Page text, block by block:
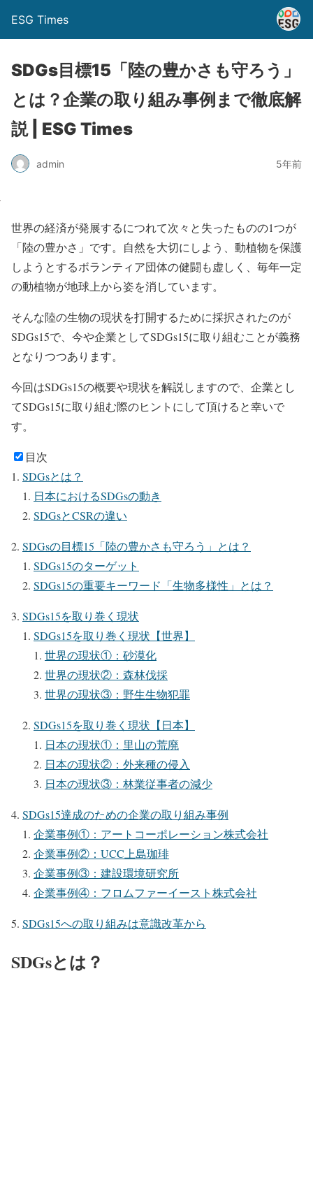
ESG Times
SDGs目標15「陸の豊かさも守ろう」
とは？企業の取り組み事例まで徹底解
説 | ESG Times
admin 5年前
世界の経済が発展するにつれて次々と失ったものの1つが
「陸の豊かさ」です。自然を大切にしよう、動植物を保護
しようとするボランティア団体の健闘も虚しく、毎年一定
の動植物が地球上から姿を消しています。
そんな陸の生物の現状を打開するために採択されたのが
SDGs15で、今や企業としてSDGs15に取り組むことが義務
となりつつあります。
今回はSDGs15の概要や現状を解説しますので、企業とし
てSDGs15に取り組む際のヒントにして頂けると幸いで
す。
目次
SDGsとは？
日本におけるSDGsの動き
SDGsとCSRの違い
SDGsの目標15「陸の豊かさも守ろう」とは？
SDGs15のターゲット
SDGs15の重要キーワード「生物多様性」とは？
SDGs15を取り巻く現状
SDGs15を取り巻く現状【世界】
世界の現状①：砂漠化
世界の現状②：森林伐採
世界の現状③：野生生物犯罪
SDGs15を取り巻く現状【日本】
日本の現状①：里山の荒廃
日本の現状②：外来種の侵入
日本の現状③：林業従事者の減少
SDGs15達成のための企業の取り組み事例
企業事例①：アートコーポレーション株式会社
企業事例②：UCC上島珈琲
企業事例③：建設環境研究所
企業事例④：フロムファーイースト株式会社
SDGs15への取り組みは意識改革から
SDGsとは？